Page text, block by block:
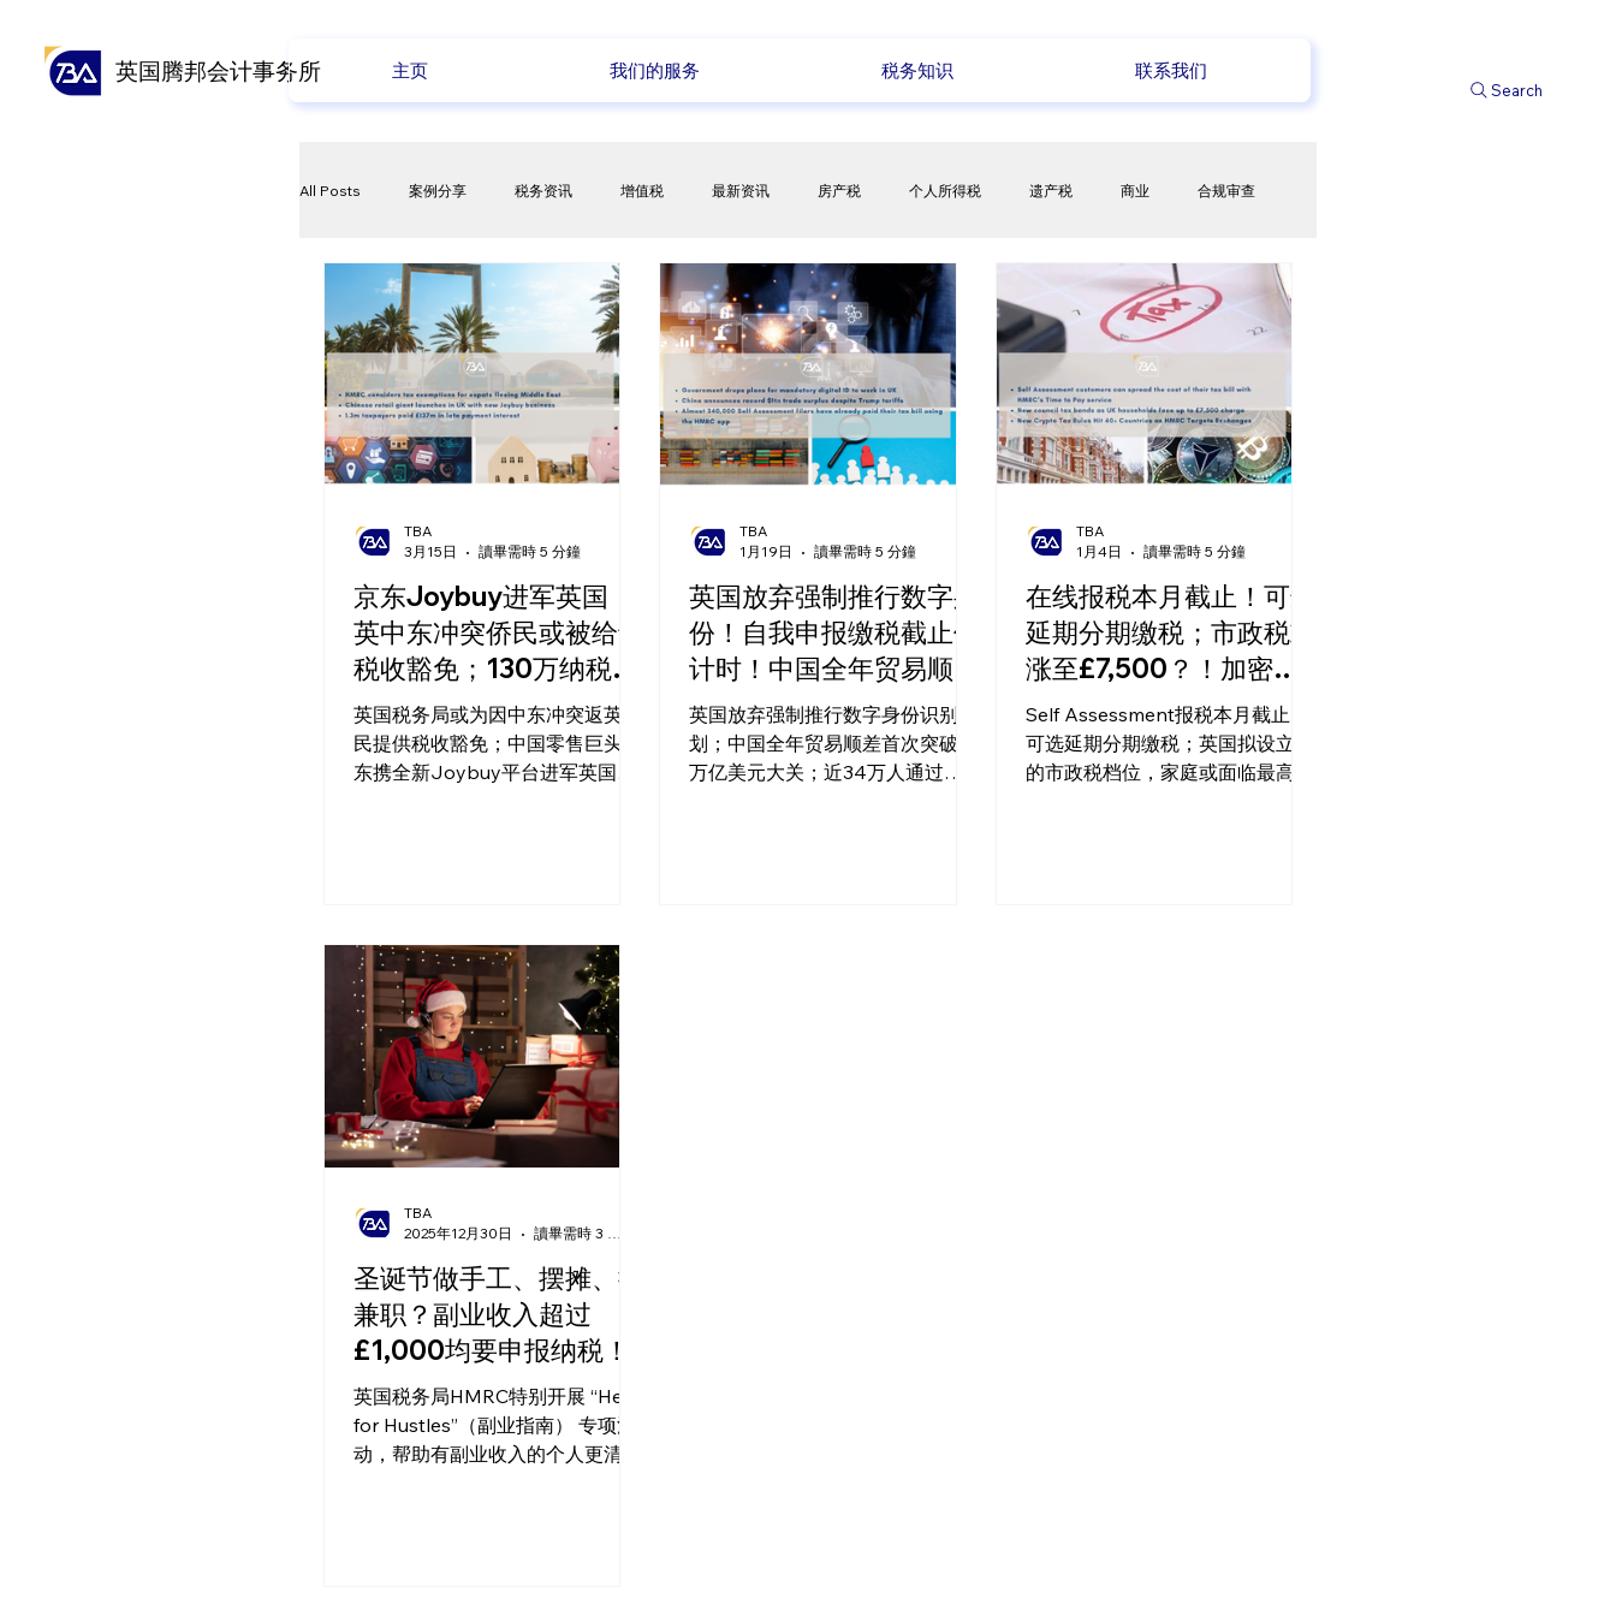
英国腾邦会计事务所 主页 我们的服务 税务知识 联系我们
Search
All Posts 案例分享 税务资讯 增值税 最新资讯 房产税 个人所得税 遗产税 商业 合规审查
资本利得税 欧盟授权代表（欧代） 全球贸易 会计业务 养老金 电商 政策变化
每周新闻
京东Joybuy进军英国！
英中东冲突侨民或被给予
税收豁免；130万纳税人
被收逾期利息
英国税务局或为因中东冲突返英侨
民提供税收豁免；中国零售巨头京
东携全新Joybuy平台进军英国市
TBA
3月15日
讀畢需時 5 分鐘
英国放弃强制推行数字身
份！自我申报缴税截止倒
计时！中国全年贸易顺差
首破1万亿美元
英国放弃强制推行数字身份识别计
划；中国全年贸易顺差首次突破1
万亿美元大关；近34万人通过
TBA
1月19日
讀畢需時 5 分鐘
在线报税本月截止！可选
延期分期缴税；市政税或
涨至£7,500？！加密货
币迎来全球新规
Self Assessment报税本月截止，
可选延期分期缴税；英国拟设立新
的市政税档位，家庭或面临最高
TBA
1月4日
讀畢需時 5 分鐘
圣诞节做手工、摆摊、接
兼职？副业收入超过
£1,000均要申报纳税！
英国税务局HMRC特别开展 “Help
for Hustles”（副业指南） 专项活
动，帮助有副业收入的个人更清楚
TBA
2025年12月30日
讀畢需時 3 分鐘